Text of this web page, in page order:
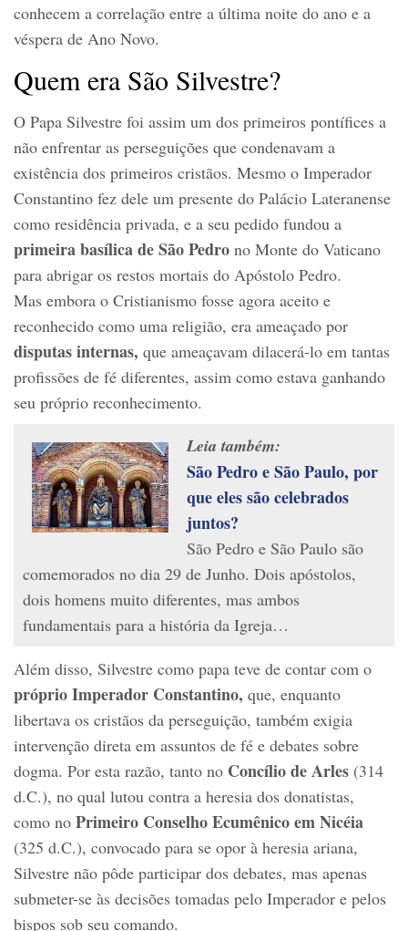
conhecem a correlação entre a última noite do ano e a
véspera de Ano Novo.
Quem era São Silvestre?
O Papa Silvestre foi assim um dos primeiros pontífices a
não enfrentar as perseguições que condenavam a
existência dos primeiros cristãos. Mesmo o Imperador
Constantino fez dele um presente do Palácio Lateranense
como residência privada, e a seu pedido fundou a
primeira basílica de São Pedro no Monte do Vaticano
para abrigar os restos mortais do Apóstolo Pedro.
Mas embora o Cristianismo fosse agora aceito e
reconhecido como uma religião, era ameaçado por
disputas internas, que ameaçavam dilacerá-lo em tantas
profissões de fé diferentes, assim como estava ganhando
seu próprio reconhecimento.
Leia também:
São Pedro e São Paulo, por
que eles são celebrados
juntos?
São Pedro e São Paulo são
comemorados no dia 29 de Junho. Dois apóstolos,
dois homens muito diferentes, mas ambos
fundamentais para a história da Igreja…
Além disso, Silvestre como papa teve de contar com o
próprio Imperador Constantino, que, enquanto
libertava os cristãos da perseguição, também exigia
intervenção direta em assuntos de fé e debates sobre
dogma. Por esta razão, tanto no Concílio de Arles (314
d.C.), no qual lutou contra a heresia dos donatistas,
como no Primeiro Conselho Ecumênico em Nicéia
(325 d.C.), convocado para se opor à heresia ariana,
Silvestre não pôde participar dos debates, mas apenas
submeter-se às decisões tomadas pelo Imperador e pelos
bispos sob seu comando.